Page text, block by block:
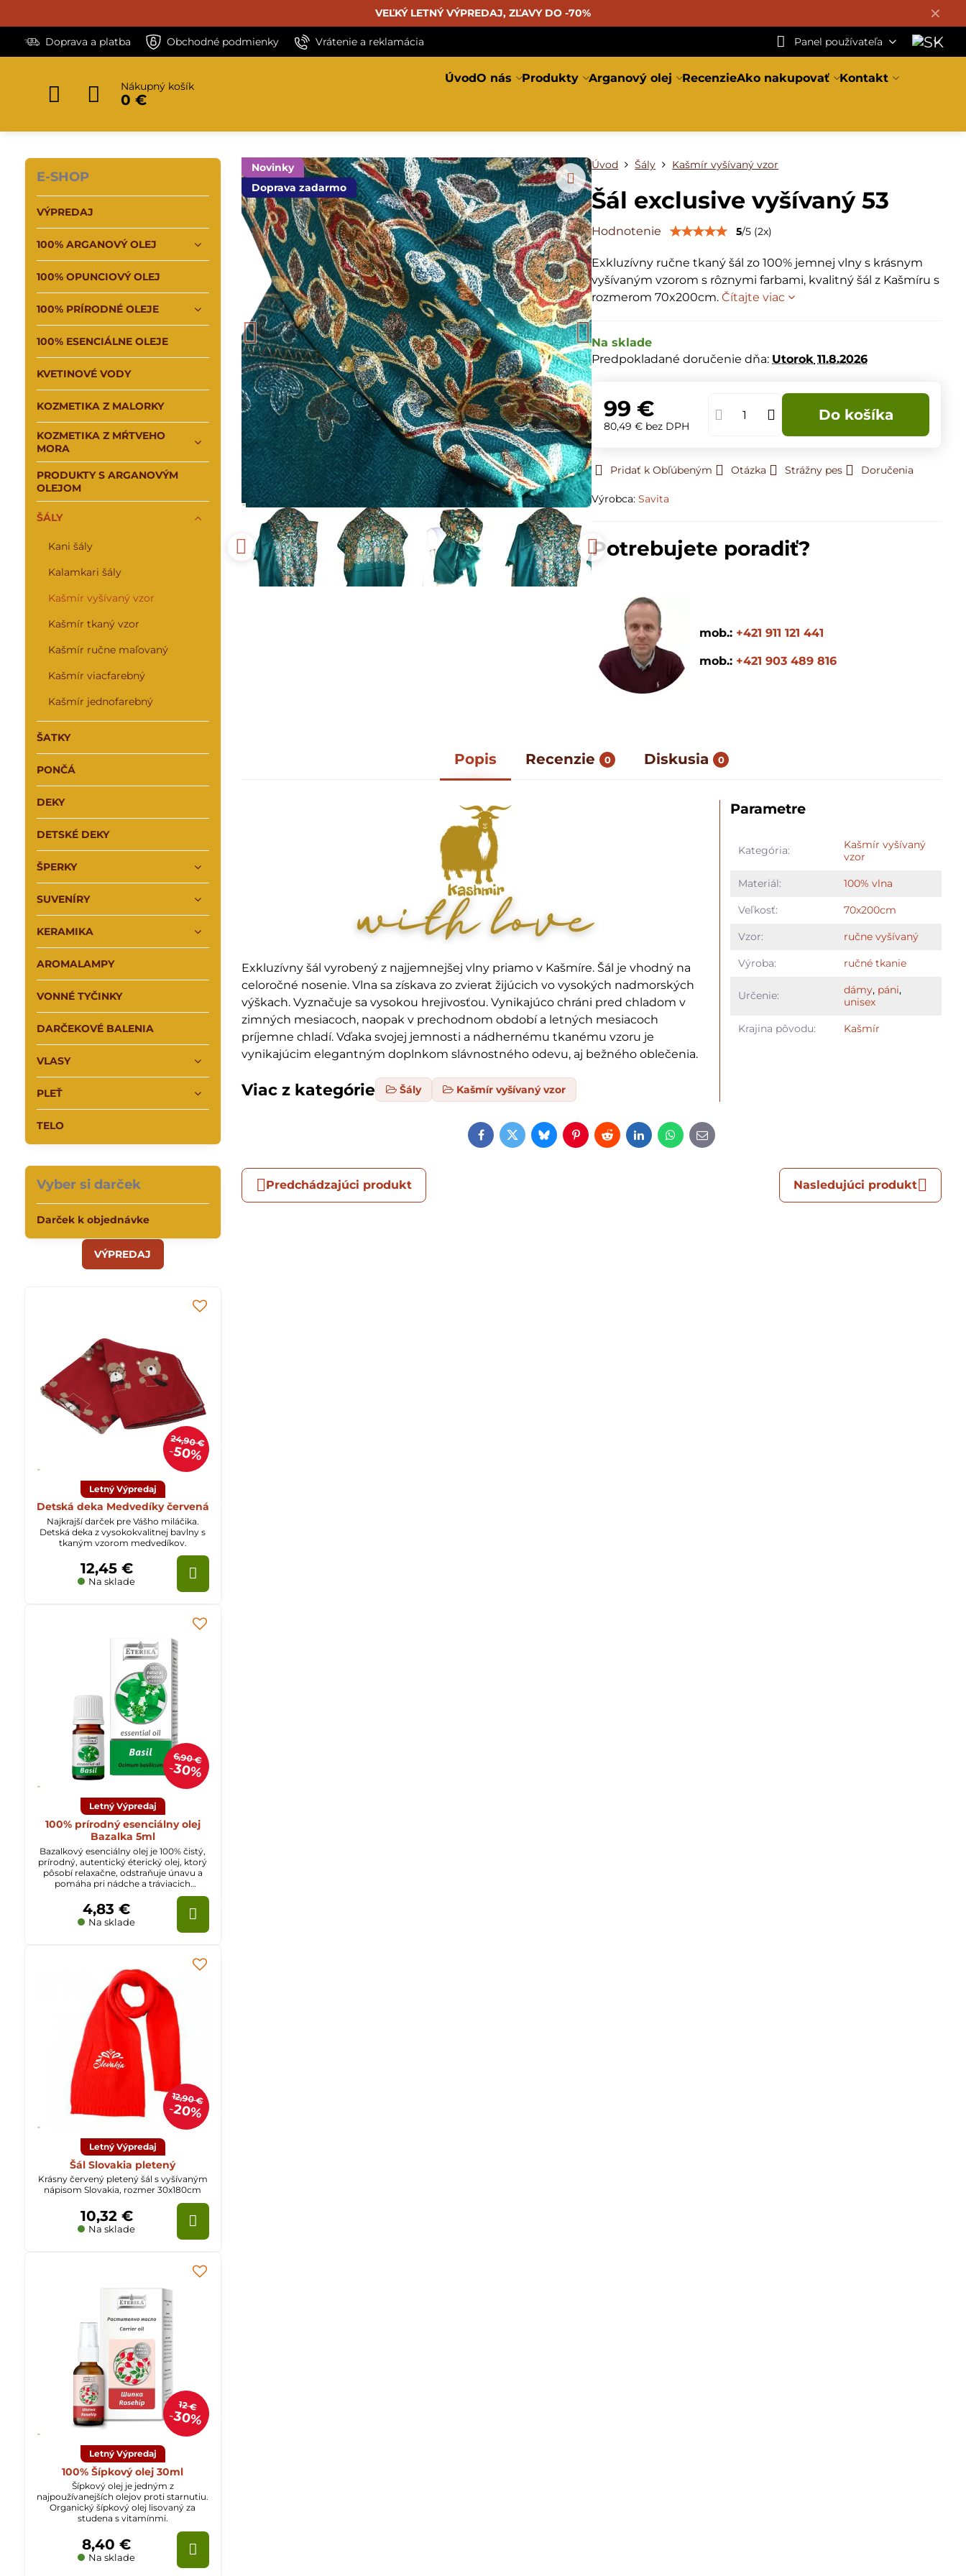
✕
VEĽKÝ LETNÝ VÝPREDAJ, ZĽAVY DO -70%
Doprava a platba Obchodné podmienky Vrátenie a reklamácia Panel používateľa
Nákupný košík
0 €
ÚvodO nás Produkty Arganový olej RecenzieAko nakupovať Kontakt
Novinky
Doprava zadarmo
Úvod Šály Kašmír vyšívaný vzor
Šál exclusive vyšívaný 53
Hodnotenie 5/5 (2x)
Exkluzívny ručne tkaný šál zo 100% jemnej vlny s krásnym
vyšívaným vzorom s rôznymi farbami, kvalitný šál z Kašmíru s
rozmerom 70x200cm.Čítajte viac
Na sklade
Predpokladané doručenie dňa: Utorok 11.8.2026
99 €
80,49 € bez DPH
Do košíka
Pridať k Obľúbeným Otázka Strážny pes Doručenia
Výrobca:Savita
Potrebujete poradiť?
mob.: +421 911 121 441
mob.: +421 903 489 816
Popis Recenzie 0 Diskusia 0
Exkluzívny šál vyrobený z najjemnejšej vlny priamo v Kašmíre. Šál je vhodný na
celoročné nosenie. Vlna sa získava zo zvierat žijúcich vo vysokých nadmorských
výškach. Vyznačuje sa vysokou hrejivosťou. Vynikajúco chráni pred chladom v
zimných mesiacoch, naopak v prechodnom období a letných mesiacoch
príjemne chladí. Vďaka svojej jemnosti a nádhernému tkanému vzoru je
vynikajúcim elegantným doplnkom slávnostného odevu, aj bežného oblečenia.
Viac z kategórie Šály Kašmír vyšívaný vzor
Parametre
Kategória:
Kašmír vyšívaný
vzor
Materiál: 100% vlna
Veľkosť: 70x200cm
Vzor: ručne vyšívaný
Výroba: ručné tkanie
Určenie: dámy, páni,
unisex
Krajina pôvodu: Kašmír
Facebook
TwitterBlueskyPinterest
RedditLinkedInWhatsApp
E-
mail
Predchádzajúci produkt Nasledujúci produkt
E-SHOP
VÝPREDAJ
100% ARGANOVÝ OLEJ
100% OPUNCIOVÝ OLEJ
100% PRÍRODNÉ OLEJE
100% ESENCIÁLNE OLEJE
KVETINOVÉ VODY
KOZMETIKA Z MALORKY
KOZMETIKA Z MŔTVEHO
MORA
PRODUKTY S ARGANOVÝM
OLEJOM
ŠÁLY
Kani šály
Kalamkari šály
Kašmír vyšívaný vzor
Kašmír tkaný vzor
Kašmír ručne maľovaný
Kašmír viacfarebný
Kašmír jednofarebný
ŠATKY
PONČÁ
DEKY
DETSKÉ DEKY
ŠPERKY
SUVENÍRY
KERAMIKA
AROMALAMPY
VONNÉ TYČINKY
DARČEKOVÉ BALENIA
VLASY
PLEŤ
TELO
Vyber si darček
Darček k objednávke
VÝPREDAJ
24,90 €
50%
Letný Výpredaj
Detská deka Medvedíky červená
Najkrajší darček pre Vášho miláčika.
Detská deka z vysokokvalitnej bavlny s
tkaným vzorom medvedíkov.
Na sklade
12,45 €
6,90 €
30%
Letný Výpredaj
100% prírodný esenciálny olej
Bazalka 5ml
Bazalkový esenciálny olej je 100% čistý,
prírodný, autentický éterický olej, ktorý
pôsobí relaxačne, odstraňuje únavu a
pomáha pri nádche a tráviacich
Na sklade
4,83 €
12,90 €
20%
Letný Výpredaj
Šál Slovakia pletený
Krásny červený pletený šál s vyšívaným
nápisom Slovakia, rozmer 30x180cm
Na sklade
10,32 €
12 €
30%
Letný Výpredaj
100% Šípkový olej 30ml
Šípkový olej je jedným z
najpoužívanejších olejov proti starnutiu.
Organický šípkový olej lisovaný za
studena s vitamínmi.
Na sklade
8,40 €